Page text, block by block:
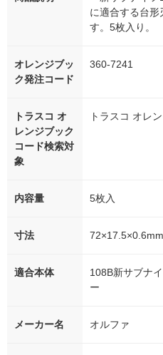
に適合する台形
す。5枚入り。
オレンジブッ
ク発注コード
360-7241
トラスコ オ
レンジブック
コード検索対
象
トラスコ オレ
内容量 5枚入
寸法 72×17.5×0.6mm
適合本体
108B新サブナ
ー
メーカー名 オルファ